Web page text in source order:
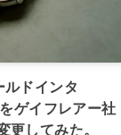
ルドインタ
ゲイフレアー社
更してみた。